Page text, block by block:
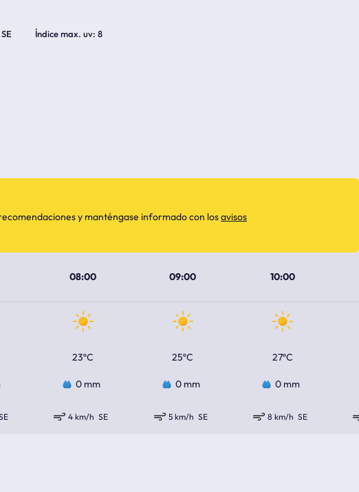
Índice max. uv 8
08:00 09:00 10:00
23ºC 25ºC 27ºC
0 mm 0 mm 0 mm
4 km/h SE 5 km/h SE 8 km/h SE
y manténgase informado con losavisos